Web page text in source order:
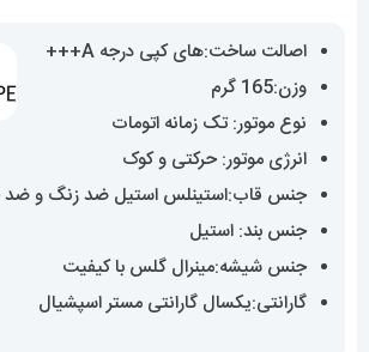
اصالت ساخت:های کپی درجه A+++
وزن:165 گرم
نوع موتور: تک زمانه اتومات
انرژی موتور: حرکتی و کوک
جنس قاب:استینلس استیل ضد زنگ و
جنس بند: استیل
جنس شیشه:مینرال گلس با کیفیت
گارانتی:یکسال گارانتی مستر اسپشیال